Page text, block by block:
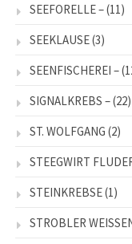
SEEFORELLE –(11)
SEEKLAUSE(3)
SEENFISCHEREI –
SIGNALKREBS –(22)
ST. WOLFGANG (2)
STEEGWIRT
STEINKREBSE(1)
STROBLER